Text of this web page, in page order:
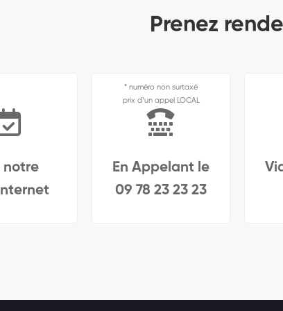
Prenez
notre
* numéro non surtaxé
prix d’un appel LOCAL
En Appelant le
09 78 23 23 23